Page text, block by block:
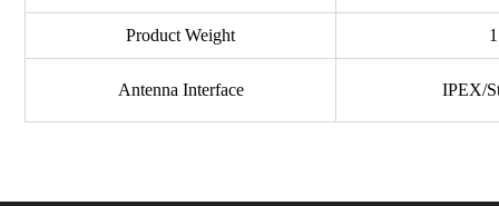
Product Weight
Antenna Interface IPEX/